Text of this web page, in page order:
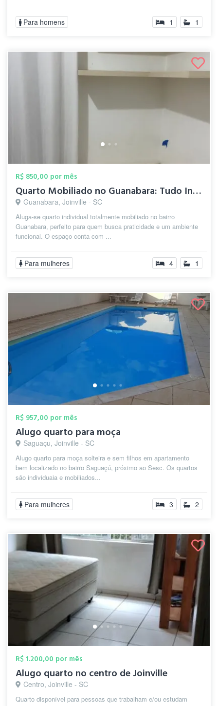
Para homens 1 1
R$ 850,00 por mês
Quarto Mobiliado no Guanabara: Tudo Incl...
Guanabara, Joinville - SC
Aluga-se quarto individual totalmente mobiliado no bairro
Guanabara, perfeito para quem busca praticidade e um ambiente
funcional. O espaço conta com ...
Para mulheres 4 1
R$ 957,00 por mês
Alugo quarto para moça
Saguaçu, Joinville - SC
Alugo quarto para moça solteira e sem filhos em apartamento
bem localizado no bairro Saguaçú, próximo ao Sesc. Os quartos
são individuaia e mobiliados...
Para mulheres 3 2
R$ 1.200,00 por mês
Alugo quarto no centro de Joinville
Centro, Joinville - SC
Quarto disponível para pessoas que trabalham e/ou estudam